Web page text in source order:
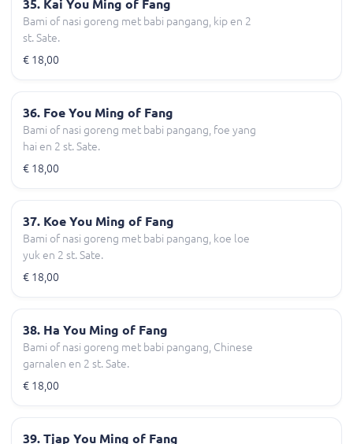
35. Kai You Ming of Fang
Bami of nasi goreng met babi pangang, kip en 2
st. Sate.
€ 18,00
36. Foe You Ming of Fang
Bami of nasi goreng met babi pangang, foe yang
hai en 2 st. Sate.
€ 18,00
37. Koe You Ming of Fang
Bami of nasi goreng met babi pangang, koe loe
yuk en 2 st. Sate.
€ 18,00
38. Ha You Ming of Fang
Bami of nasi goreng met babi pangang, Chinese
garnalen en 2 st. Sate.
€ 18,00
39. Tjap You Ming of Fang